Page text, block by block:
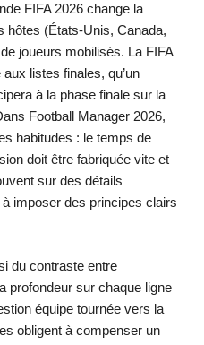
FIFA 2026 change la
hôtes (États-Unis, Canada,
joueurs mobilisés. La FIFA
listes finales, qu’un
à la phase finale sur la
Football Manager 2026,
habitudes : le temps de
doit être fabriquée vite et
sur des détails
imposer des principes clairs
du contraste entre
profondeur sur chaque ligne
équipe tournée vers la
obligent à compenser un